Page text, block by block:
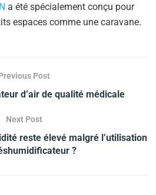
a été spécialement conçu pour
espaces comme une caravane.
Post
d’air de qualité médicale
Next Post
reste élevé malgré l’utilisation
?